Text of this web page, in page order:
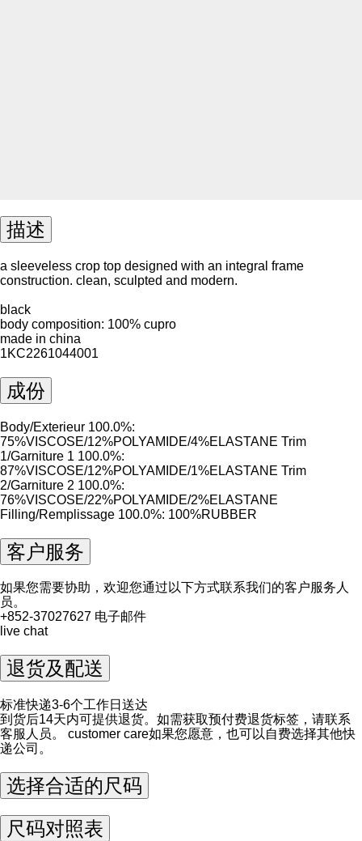
描述
a sleeveless crop top designed with an integral frame
construction. clean, sculpted and modern.
black
body composition: 100% cupro
made in china
1KC2261044001
成份
Body/Exterieur 100.0%:
75%VISCOSE/12%POLYAMIDE/4%ELASTANE Trim
1/Garniture 1 100.0%:
87%VISCOSE/12%POLYAMIDE/1%ELASTANE Trim
2/Garniture 2 100.0%:
76%VISCOSE/22%POLYAMIDE/2%ELASTANE
Filling/Remplissage 100.0%: 100%RUBBER
客户服务
如果您需要协助，欢迎您通过以下方式联系我们的客户服务人
员。
+852-37027627 电子邮件
live chat
退货及配送
标准快递3-6个工作日送达
到货后14天内可提供退货。如需获取预付费退货标签，请联系
客服人员。 customer care如果您愿意，也可以自费选择其他快
递公司。
选择合适的尺码
尺码对照表